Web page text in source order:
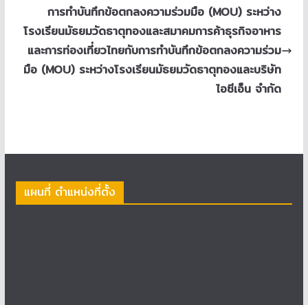
การทำบันทึกข้อตกลงความร่วมมือ (MOU) ระหว่าง
โรงเรียนมัธยมวัดธาตุทองและสมาคมการค้าธุรกิจอาหาร
และการท่องเที่ยวไทยกับการทำบันทึกข้อตกลงความร่วม
มือ (MOU) ระหว่างโรงเรียนมัธยมวัดธาตุทองและบริษัท
ไอซีเอ็น จำกัด
แผนที่ ตำแหน่งที่ตั้ง